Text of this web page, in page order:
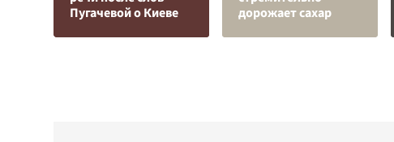
Пугачевой о Киеве
дорожает сахар